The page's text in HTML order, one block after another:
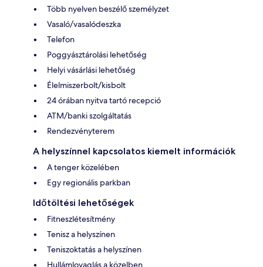
Több nyelven beszélő személyzet
Vasaló/vasalódeszka
Telefon
Poggyásztárolási lehetőség
Helyi vásárlási lehetőség
Élelmiszerbolt/kisbolt
24 órában nyitva tartó recepció
ATM/banki szolgáltatás
Rendezvényterem
A helyszínnel kapcsolatos kiemelt információk
A tenger közelében
Egy regionális parkban
Időtöltési lehetőségek
Fitneszlétesítmény
Tenisz a helyszínen
Teniszoktatás a helyszínen
Hullámlovaglás a közelben